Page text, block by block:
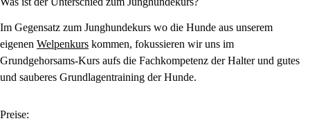
Im Gegensatz zum Junghundekurs wo die Hunde aus unserem
eigenen Welpenkurs kommen, fokussieren wir uns im
Grundgehorsams-Kurs aufs die Fachkompetenz der Halter und gutes
und sauberes Grundlagentraining der Hunde.
Preise: